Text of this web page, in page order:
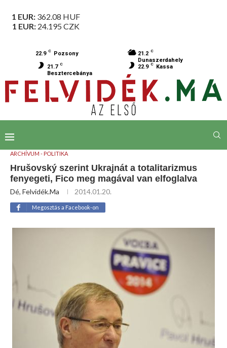
1 EUR: 362.08 HUF
1 EUR: 24.195 CZK
22.9 C Pozsony 21.2 C
Dunaszerdahely
21.7 C
Besztercebánya
22.9 C Kassa
ARCHÍVUM - POLITIKA
Hrušovský szerint Ukrajnát a totalitarizmus
fenyegeti, Fico meg magával van elfoglalva
Dé, Felvidék.ma 2014.01.20.
Megosztás a Facebook-on